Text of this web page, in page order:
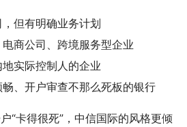
但有明确业务计划
商公司、跨境服务型企业
实际控制人的企业
、开户审查不那么死板的银行
“卡得很死”，中信国际的风格更倾